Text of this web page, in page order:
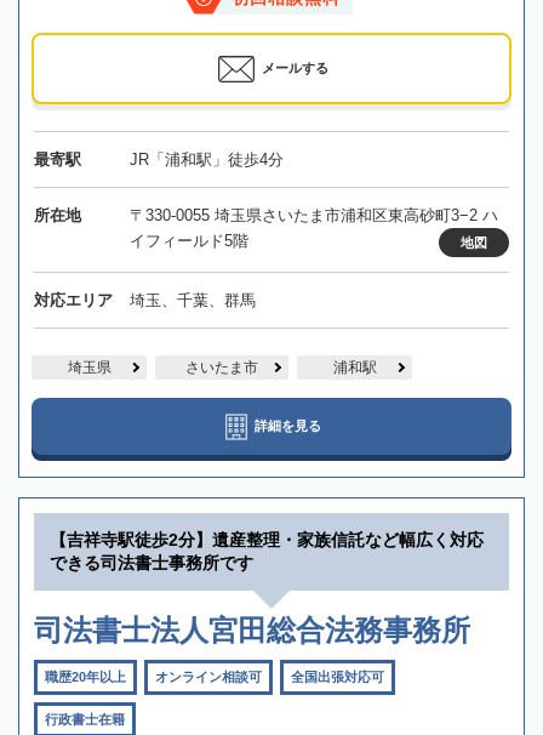
メールする
最寄駅 JR「浦和駅」徒歩4分
所在地
〒330-0055 埼玉県さいたま市浦和区東高砂町3−2 ハ
イフィールド5階
地図
対応エリア 埼玉、千葉、群馬
埼玉県 さいたま市 浦和駅
詳細を見る
【吉祥寺駅徒歩2分】遺産整理・家族信託など幅広く対応
できる司法書士事務所です
司法書士法人宮田総合法務事務所
職歴20年以上 オンライン相談可 全国出張対応可
行政書士在籍